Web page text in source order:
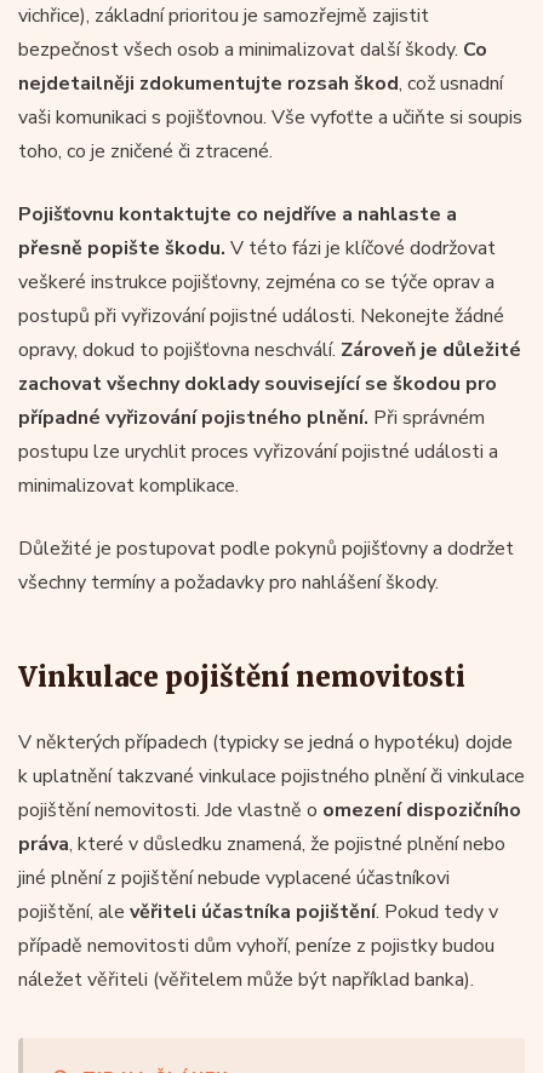
vichřice), základní prioritou je samozřejmě zajistit
bezpečnost všech osob a minimalizovat další škody. Co
nejdetailněji zdokumentujte rozsah škod, což usnadní
vaši komunikaci s pojišťovnou. Vše vyfoťte a učiňte si soupis
toho, co je zničené či ztracené.
Pojišťovnu kontaktujte co nejdříve a nahlaste a
přesně popište škodu. V této fázi je klíčové dodržovat
veškeré instrukce pojišťovny, zejména co se týče oprav a
postupů při vyřizování pojistné události. Nekonejte žádné
opravy, dokud to pojišťovna neschválí. Zároveň je důležité
zachovat všechny doklady související se škodou pro
případné vyřizování pojistného plnění. Při správném
postupu lze urychlit proces vyřizování pojistné události a
minimalizovat komplikace.
Důležité je postupovat podle pokynů pojišťovny a dodržet
všechny termíny a požadavky pro nahlášení škody.
Vinkulace pojištění nemovitosti
V některých případech (typicky se jedná o hypotéku) dojde
k uplatnění takzvané vinkulace pojistného plnění či vinkulace
pojištění nemovitosti. Jde vlastně o omezení dispozičního
práva, které v důsledku znamená, že pojistné plnění nebo
jiné plnění z pojištění nebude vyplacené účastníkovi
pojištění, ale věřiteli účastníka pojištění. Pokud tedy v
případě nemovitosti dům vyhoří, peníze z pojistky budou
náležet věřiteli (věřitelem může být například banka).